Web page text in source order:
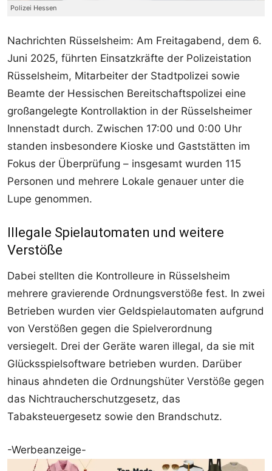
Polizei Hessen
Nachrichten Rüsselsheim: Am Freitagabend, dem 6.
Juni 2025, führten Einsatzkräfte der Polizeistation
Rüsselsheim, Mitarbeiter der Stadtpolizei sowie
Beamte der Hessischen Bereitschaftspolizei eine
großangelegte Kontrollaktion in der Rüsselsheimer
Innenstadt durch. Zwischen 17:00 und 0:00 Uhr
standen insbesondere Kioske und Gaststätten im
Fokus der Überprüfung – insgesamt wurden 115
Personen und mehrere Lokale genauer unter die
Lupe genommen.
Illegale Spielautomaten und weitere
Verstöße
Dabei stellten die Kontrolleure in Rüsselsheim
mehrere gravierende Ordnungsverstöße fest. In zwei
Betrieben wurden vier Geldspielautomaten aufgrund
von Verstößen gegen die Spielverordnung
versiegelt. Drei der Geräte waren illegal, da sie mit
Glücksspielsoftware betrieben wurden. Darüber
hinaus ahndeten die Ordnungshüter Verstöße gegen
das Nichtraucherschutzgesetz, das
Tabaksteuergesetz sowie den Brandschutz.
-Werbeanzeige-